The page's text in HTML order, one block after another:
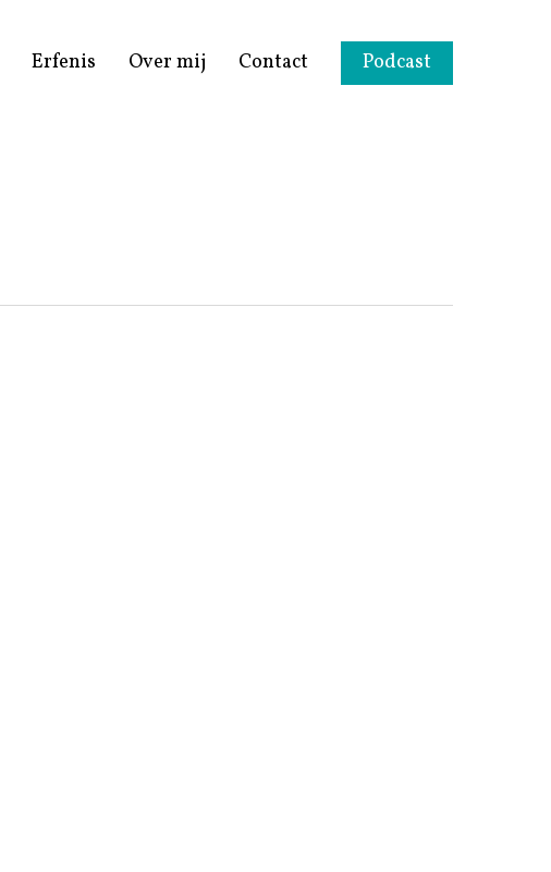
Erfenis Over mij Contact Podcast